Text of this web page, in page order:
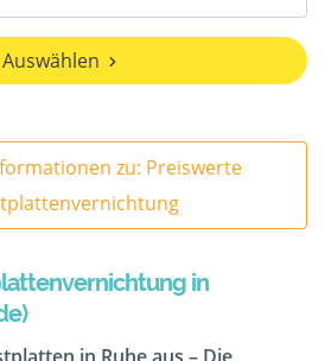
Auswählen
zu: Preiswerte
in